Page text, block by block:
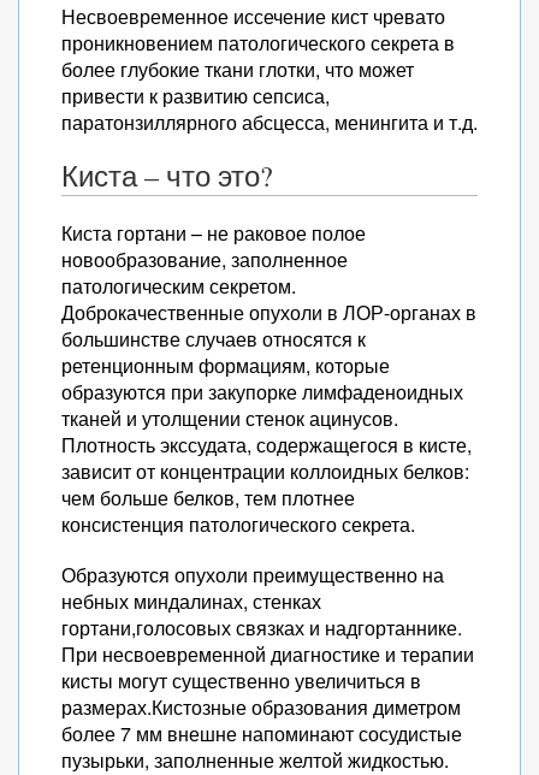
Несвоевременное иссечение кист чревато
проникновением патологического секрета в
более глубокие ткани глотки, что может
привести к развитию сепсиса,
паратонзиллярного абсцесса, менингита и т.д.
Киста – что это?
Киста гортани – не раковое полое
новообразование, заполненное
патологическим секретом.
Доброкачественные опухоли в ЛОР-органах в
большинстве случаев относятся к
ретенционным формациям, которые
образуются при закупорке лимфаденоидных
тканей и утолщении стенок ацинусов.
Плотность экссудата, содержащегося в кисте,
зависит от концентрации коллоидных белков:
чем больше белков, тем плотнее
консистенция патологического секрета.
Образуются опухоли преимущественно на
небных миндалинах, стенках
гортани,голосовых связках и надгортаннике.
При несвоевременной диагностике и терапии
кисты могут существенно увеличиться в
размерах.Кистозные образования диметром
более 7 мм внешне напоминают сосудистые
пузырьки, заполненные желтой жидкостью.